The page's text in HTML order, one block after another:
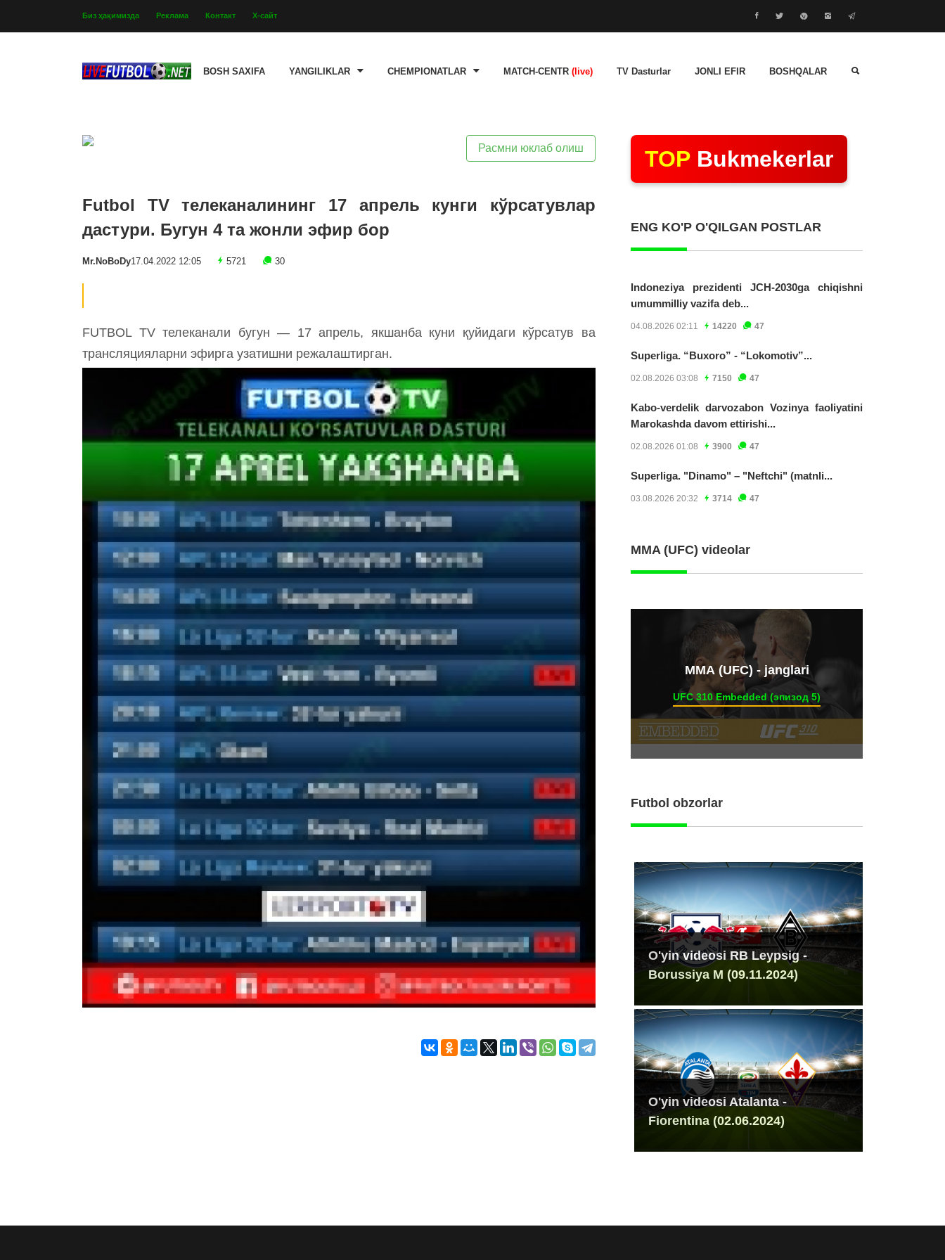
Биз ҳақимизда Реклама Контакт Х-сайт
BOSH SAXIFA YANGILIKLAR CHEMPIONATLAR MATCH-CENTR (live) TV Dasturlar JONLI EFIR BOSHQALAR
Расмни юклаб олиш
Futbol TV телеканалининг 17 апрель кунги кўрсатувлар
дастури. Бугун 4 та жонли эфир бор
Mr.NoBoDy17.04.2022 12:05 5721 30
FUTBOL TV телеканали бугун — 17 апрель, якшанба куни қуйидаги кўрсатув ва
трансляцияларни эфирга узатишни режалаштирган.
TOP Bukmekerlar
ENG KO'P O'QILGAN POSTLAR
Indoneziya prezidenti JCH-2030ga chiqishni
umummilliy vazifa deb...
04.08.2026 02:11 14220 47
Superliga. “Buxoro” - “Lokomotiv”...
02.08.2026 03:08 7150 47
Kabo-verdelik darvozabon Vozinya faoliyatini
Marokashda davom ettirishi...
02.08.2026 01:08 3900 47
Superliga. "Dinamo" – "Neftchi" (matnli...
03.08.2026 20:32 3714 47
MMA (UFC) videolar
ММА (UFC) - janglari
UFC 310 Embedded (эпизод 5)
Futbol obzorlar
O'yin videosi RB Leypsig -
Borussiya M (09.11.2024)
O'yin videosi Atalanta -
Fiorentina (02.06.2024)